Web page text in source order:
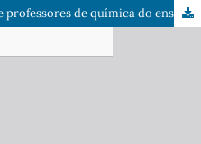
Práticas de leitura nas aulas de professores de química do ensino médio em um cenário paranaense